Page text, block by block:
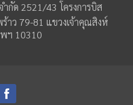
ด 2521/43 โครงการบิส
ว 79-81 แขวงเจ้าคุณสิงห์
พฯ 10310